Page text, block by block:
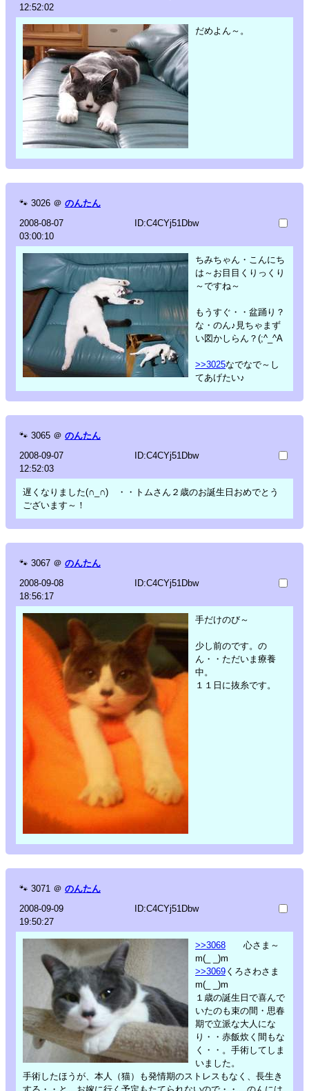
12:52:02
だめよん～。
🐾 3026 ＠ のんたん
2008-08-07
03:00:10
ID:C4CYj51Dbw
ちみちゃん・こんにち
は～お目目くりっくり
～ですね～
もうすぐ・・盆踊り？
な・のん♪見ちゃまず
い図かしらん？(;^_^A
>>3025なでなで～し
てあげたい♪
🐾 3065 ＠ のんたん
2008-09-07
12:52:03
ID:C4CYj51Dbw
遅くなりました(∩_∩)ゞ・・トムさん２歳のお誕生日おめでとう
ございます～！
🐾 3067 ＠ のんたん
2008-09-08
18:56:17
ID:C4CYj51Dbw
手だけのび～
少し前のです。の
ん・・ただいま療養
中。
１１日に抜糸です。
🐾 3071 ＠ のんたん
2008-09-09
19:50:27
ID:C4CYj51Dbw
>>3068 心さま～
m(_ _)m
>>3069 くろさわさま
m(_ _)m
１歳の誕生日で喜んで
いたのも束の間・思春
期で立派な大人にな
り・・赤飯炊く間もな
く・・。手術してしま
いました。
手術したほうが、本人（猫）も発情期のストレスもなく、長生き